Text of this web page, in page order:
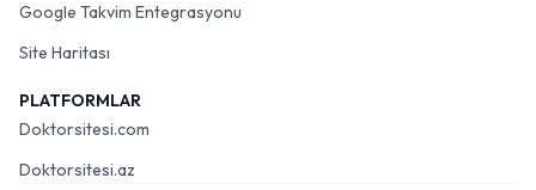
Google Takvim Entegrasyonu
Site Haritası
PLATFORMLAR
Doktorsitesi.com
Doktorsitesi.az